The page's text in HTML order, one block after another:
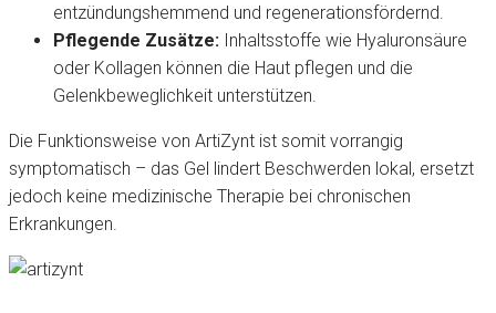
entzündungshemmend und regenerationsfördernd.
Pflegende Zusätze: Inhaltsstoffe wie Hyaluronsäure
oder Kollagen können die Haut pflegen und die
Gelenkbeweglichkeit unterstützen.
Die Funktionsweise von ArtiZynt ist somit vorrangig
symptomatisch – das Gel lindert Beschwerden lokal, ersetzt
jedoch keine medizinische Therapie bei chronischen
Erkrankungen.